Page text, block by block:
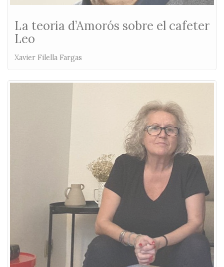
La teoria d’Amorós sobre el cafeter
Leo
Xavier Filella Fargas